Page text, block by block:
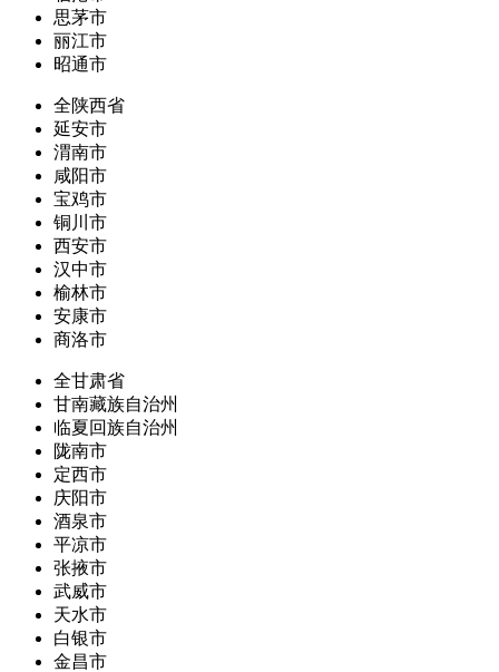
思茅市
丽江市
昭通市
全陕西省
延安市
渭南市
咸阳市
宝鸡市
铜川市
西安市
汉中市
榆林市
安康市
商洛市
全甘肃省
甘南藏族自治州
临夏回族自治州
陇南市
定西市
庆阳市
酒泉市
平凉市
张掖市
武威市
天水市
白银市
金昌市